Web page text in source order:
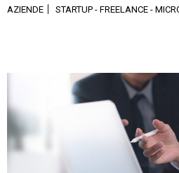
Email Marketing
Financial Solutions
AZIENDE STARTUP - FREELANCE -